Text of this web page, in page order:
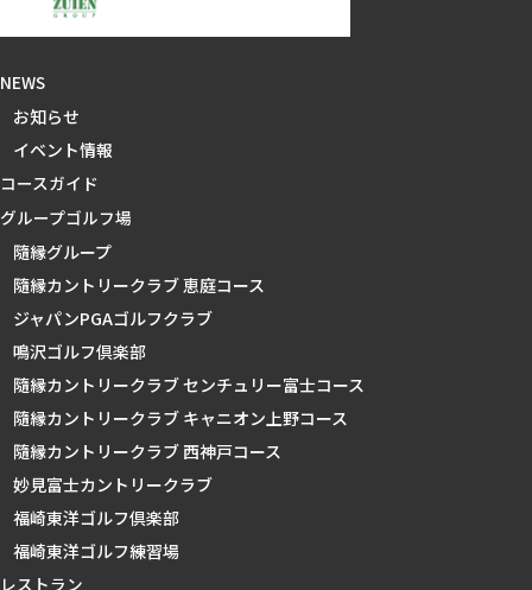
NEWS
お知らせ
イベント情報
コースガイド
グループゴルフ場
隨縁グループ
隨縁カントリークラブ 恵庭コース
ジャパンPGAゴルフクラブ
鳴沢ゴルフ倶楽部
隨縁カントリークラブ センチュリー富士コース
隨縁カントリークラブ キャニオン上野コース
隨縁カントリークラブ 西神戸コース
妙見富士カントリークラブ
福崎東洋ゴルフ倶楽部
福崎東洋ゴルフ練習場
レストラン